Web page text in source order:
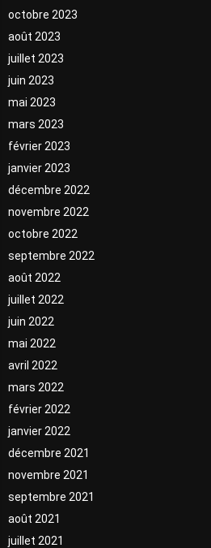
octobre 2023
août 2023
juillet 2023
juin 2023
mai 2023
mars 2023
février 2023
janvier 2023
décembre 2022
novembre 2022
octobre 2022
septembre 2022
août 2022
juillet 2022
juin 2022
mai 2022
avril 2022
mars 2022
février 2022
janvier 2022
décembre 2021
novembre 2021
septembre 2021
août 2021
juillet 2021